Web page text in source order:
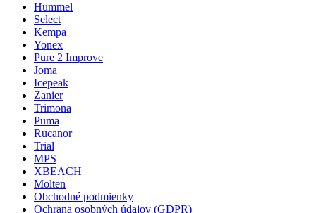
Hummel
Select
Kempa
Yonex
Pure 2 Improve
Joma
Icepeak
Zanier
Trimona
Puma
Rucanor
Trial
MPS
XBEACH
Molten
Obchodné podmienky
Ochrana osobných údajov (GDPR)